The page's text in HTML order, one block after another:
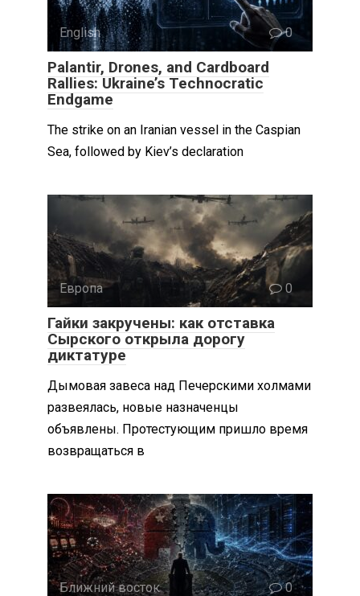
English 0
Palantir, Drones, and Cardboard
Rallies: Ukraine’s Technocratic
Endgame
The strike on an Iranian vessel in the Caspian
Sea, followed by Kiev’s declaration
Европа 0
Гайки закручены: как отставка
Сырского открыла дорогу
диктатуре
Дымовая завеса над Печерскими холмами
развеялась, новые назначенцы
объявлены. Протестующим пришло время
возвращаться в
Ближний восток 0